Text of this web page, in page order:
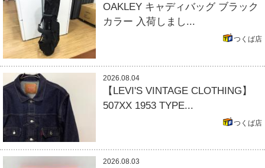
OAKLEY キャディバッグ ブラック
カラー 入荷しまし...
つくば店
2026.08.04
【LEVI'S VINTAGE CLOTHING】
507XX 1953 TYPE...
つくば店
2026.08.03